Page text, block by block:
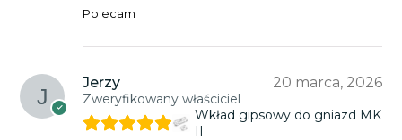
Polecam
Jerzy
Zweryfikowany właściciel
20 marca, 2026
Wkład gipsowy do gniazd MK
II